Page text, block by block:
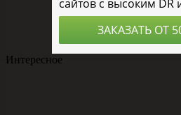
Интересное